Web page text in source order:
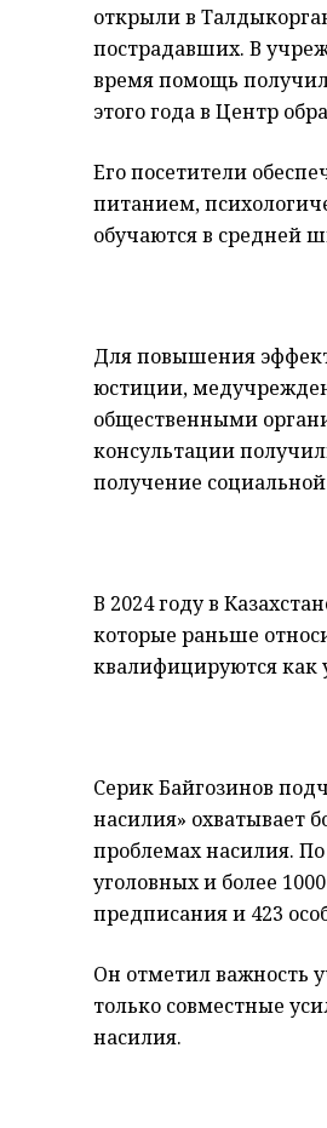
открыли в
пострадавших. В
время помощь
этого года в Центр
Его посетители
питанием,
обучаются в средней
Для повышения
юстиции,
общественными
консультации
получение
В 2024 году в
которые раньше
квалифицируются как
Серик Байгозинов
насилия» охватывает
проблемах насилия.
уголовных и более
предписания и 423
Он отметил важность
только совместные
насилия.